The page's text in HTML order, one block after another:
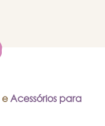
e Acessórios para